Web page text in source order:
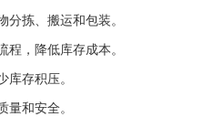
拣、搬运和包装。
，降低库存成本。
存积压。
和安全。